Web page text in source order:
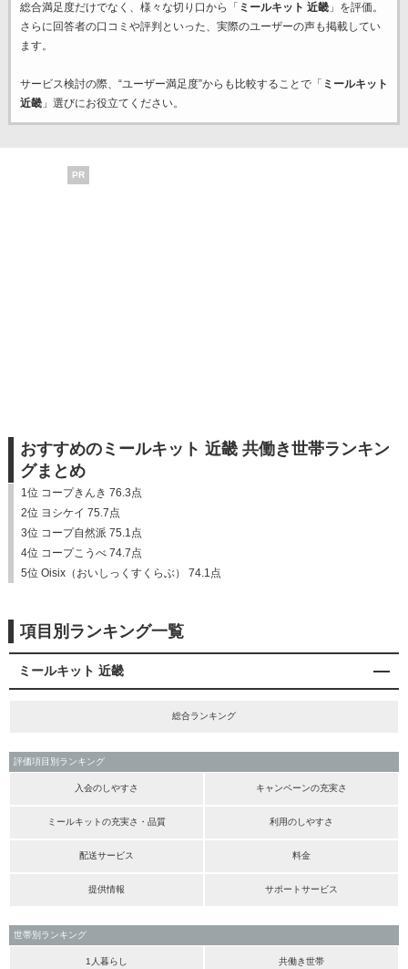
総合満足度だけでなく、様々な切り口から「 ミールキット 近畿」を評価。
さらに回答者の口コミや評判といった、実際のユーザーの声も掲載してい
ます。
サービス検討の際、“ユーザー満足度”からも比較することで「 ミールキット
近畿」選びにお役立てください。
PR
おすすめのミールキット 近畿 共働き世帯ランキン
グまとめ
1位 コープきんき 76.3点
2位 ヨシケイ 75.7点
3位 コープ自然派 75.1点
4位 コープこうべ 74.7点
5位 Oisix（おいしっくすくらぶ） 74.1点
項目別ランキング一覧
ミールキット 近畿
総合ランキング
評価項目別ランキング
入会のしやすさ キャンペーンの充実さ
ミールキットの充実さ・品質 利用のしやすさ
配送サービス 料金
提供情報 サポートサービス
世帯別ランキング
1人暮らし 共働き世帯